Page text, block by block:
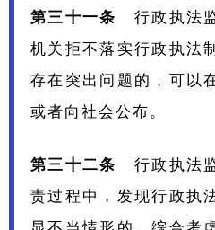
第三十一条 行政执法
机关拒不落实行政执法
存在突出问题的，可以
或者向社会公布。
第三十二条
行政执法
责过程中，发现行政执